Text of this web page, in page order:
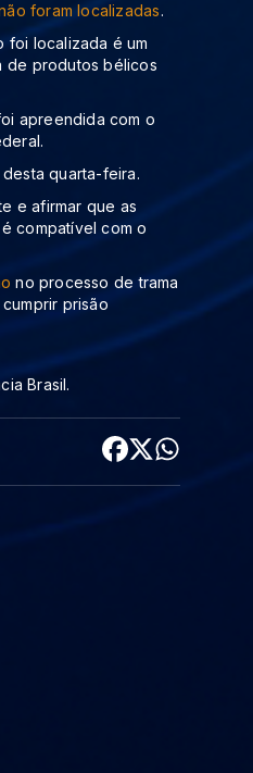
foram localizadas.
foi localizada é um
de produtos bélicos
apreendida com o
quarta-feira.
e afirmar que as
compatível com o
no processo de trama
prisão
Brasil.